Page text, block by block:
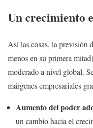
Un crecimiento
Así las cosas, la previsión
menos en su primera
moderado a nivel global.
márgenes empresariales
Aumento del poder
un cambio hacia el